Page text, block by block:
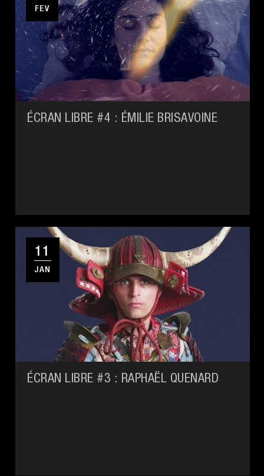
FEV
ÉCRAN LIBRE #4 : ÉMILIE BRISAVOINE
11
JAN
ÉCRAN LIBRE #3 : RAPHAËL QUENARD